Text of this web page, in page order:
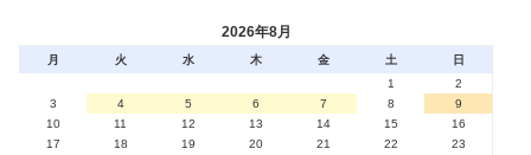
2026年8月
月 火 水 木 金 土
日
1
2
3
4 5 6 7 8
9
10
11 12 13 14 15
16
17
18 19 20 21 22
23